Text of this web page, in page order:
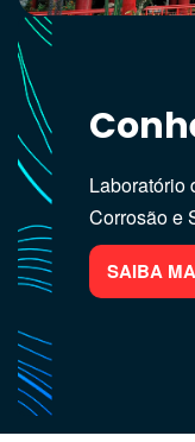
Laboratório
Corrosão e
SAIBA
do
End,
SAIBA